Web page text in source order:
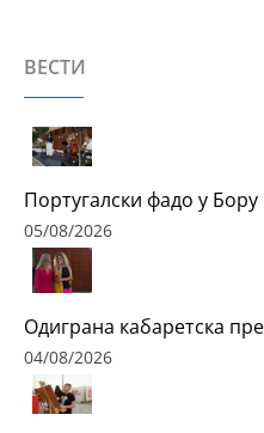
ВЕСТИ
Португалски фадо у Бору
05/08/2026
Одиграна кабаретска
04/08/2026